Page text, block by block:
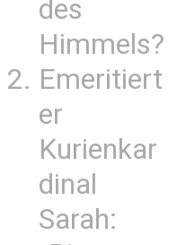
des
Himmels?
Emeritiert
er
Kurienkar
dinal
Sarah: